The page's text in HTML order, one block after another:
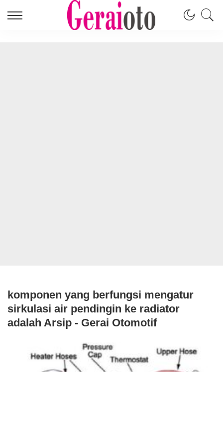
komponen yang berfungsi mengatur
sirkulasi air pendingin ke radiator
adalah Arsip - Gerai Otomotif